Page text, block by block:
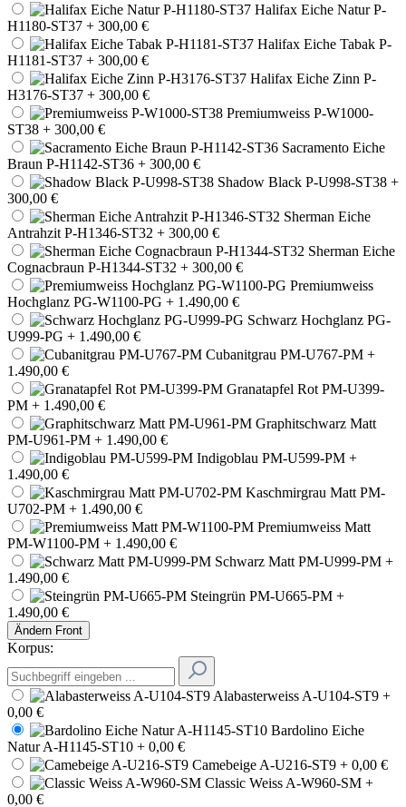
Halifax Eiche Natur P-
H1180-ST37 + 300,00 €
Halifax Eiche Tabak P-
H1181-ST37 + 300,00 €
Halifax Eiche Zinn P-
H3176-ST37 + 300,00 €
Premiumweiss P-W1000-
ST38 + 300,00 €
Sacramento Eiche
Braun P-H1142-ST36 + 300,00 €
Shadow Black P-U998-ST38 +
300,00 €
Sherman Eiche
Antrahzit P-H1346-ST32 + 300,00 €
Sherman Eiche
Cognacbraun P-H1344-ST32 + 300,00 €
Premiumweiss
Hochglanz PG-W1100-PG + 1.490,00 €
Schwarz Hochglanz PG-
U999-PG + 1.490,00 €
Cubanitgrau PM-U767-PM +
1.490,00 €
Granatapfel Rot PM-U399-
PM + 1.490,00 €
Graphitschwarz Matt
PM-U961-PM + 1.490,00 €
Indigoblau PM-U599-PM +
1.490,00 €
Kaschmirgrau Matt PM-
U702-PM + 1.490,00 €
Premiumweiss Matt
PM-W1100-PM + 1.490,00 €
Schwarz Matt PM-U999-PM +
1.490,00 €
Steingrün PM-U665-PM +
1.490,00 €
Ändern Front
Korpus:
Alabasterweiss A-U104-ST9 +
0,00 €
Bardolino Eiche
Natur A-H1145-ST10 + 0,00 €
Camebeige A-U216-ST9 + 0,00 €
Classic Weiss A-W960-SM +
0,00 €